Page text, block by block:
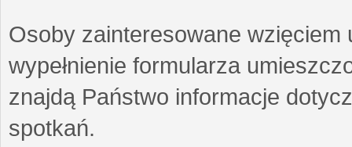
Osoby zainteresowane wzięciem
wypełnienie formularza
znajdą Państwo informacje
spotkań.